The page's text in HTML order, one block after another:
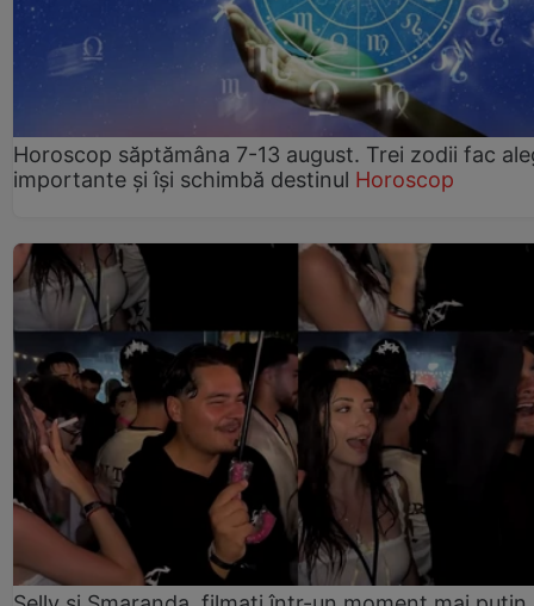
Horoscop săptămâna 7-13 august. Trei zodii fac
importante și își schimbă destinul Horoscop